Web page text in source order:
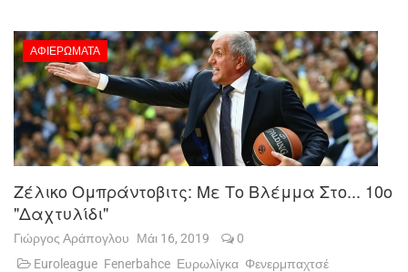
ΑΦΙΕΡΏΜΑΤΑ
Ζέλικο Ομπράντοβιτς: Με Το Βλέμμα Στο... 10ο
"δαχτυλίδι"
Γιώργος Αράπογλου Μάι 16, 2019
0
Euroleague Fenerbahce Ευρωλίγκα Φενερμπαχτσέ